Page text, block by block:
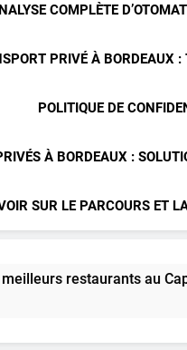
COMPLÈTE
PRIVÉ À BORDEAUX
POLITIQUE DE
À BORDEAUX :
SUR LE PARCOURS ET
au Cap Blanc Nez